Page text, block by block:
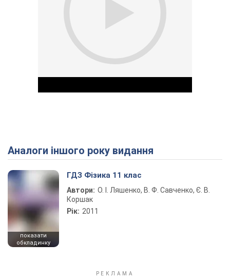
Play Video
Аналоги іншого року видання
показати
обкладинку
ГДЗ Фізика 11 клас
Автори: О. І. Ляшенко, В. Ф. Савченко, Є. В.
Коршак
Рік: 2011